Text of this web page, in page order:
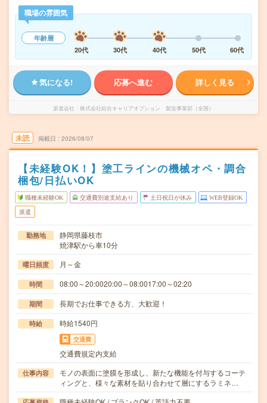
職場の雰囲気
年齢層
20代
30代 40代 50代 60代
気になる! 応募へ進む 詳しく見る
派遣会社 株式会社綜合キャリアオプション 製造事業部（全国）
未読 掲載日 2026/08/07
【未経験OK！】塗工ラインの機械オペ・調合
梱包/日払いOK
職種未経験OK 交通費別途支給あり 土日祝日が休み WEB登録OK
派遣
勤務地
静岡県藤枝市
焼津駅から車10分
曜日頻度 月～金
時間 08:00～20:0020:00～08:0017:00～02:20
期間 長期でお仕事できる方、大歓迎！
時給 時給1540円
交通費
交通費規定内支給
仕事内容
モノの表面に塗膜を形成し、新たな機能を付与するコーテ
ィングと、様々な素材を貼り合わせて層にするラミネ…